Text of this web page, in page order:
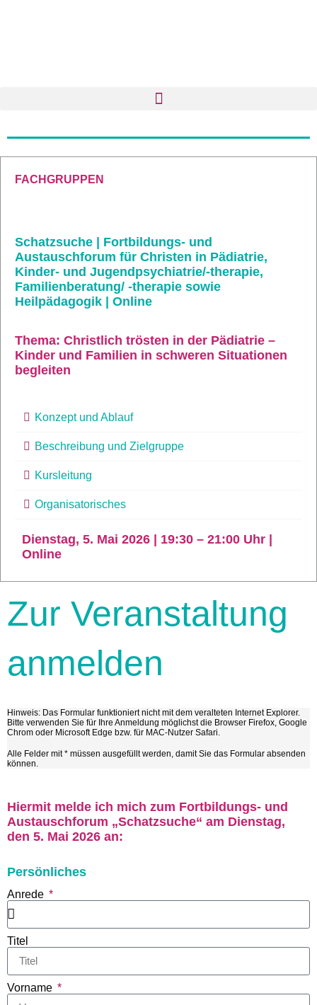
FACHGRUPPEN
Schatzsuche | Fortbildungs- und
Austauschforum für Christen in Pädiatrie,
Kinder- und Jugendpsychiatrie/-therapie,
Familienberatung/ -therapie sowie
Heilpädagogik | Online
Thema: Christlich trösten in der Pädiatrie –
Kinder und Familien in schweren Situationen
begleiten
Konzept und Ablauf
Beschreibung und Zielgruppe
Kursleitung
Organisatorisches
Dienstag, 5. Mai 2026 | 19:30 – 21:00 Uhr |
Online
Zur Veranstaltung
anmelden
Hinweis: Das Formular funktioniert nicht mit dem veralteten Internet Explorer.
Bitte verwenden Sie für Ihre Anmeldung möglichst die Browser Firefox, Google
Chrom oder Microsoft Edge bzw. für MAC-Nutzer Safari.
Alle Felder mit * müssen ausgefüllt werden, damit Sie das Formular absenden
können.
Hiermit melde ich mich zum Fortbildungs- und
Austauschforum „Schatzsuche“ am Dienstag,
den 5. Mai 2026 an:
Persönliches
Anrede
Titel
Vorname